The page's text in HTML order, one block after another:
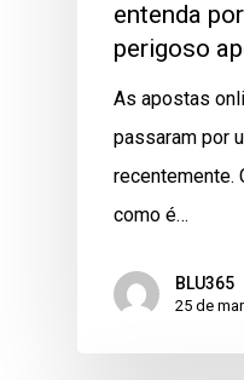
entenda
perigoso
As apostas
passaram por
recentemente.
como é…
BLU365
25 de